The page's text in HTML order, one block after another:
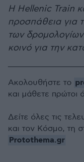
Η Hellenic Train
προσπάθεια για
των δρομολογίων
κοινό για την
Ακολουθήστε το
και μάθετε πρώτοι
Δείτε όλες τις
και τον Κόσμο, τη
Protothema.gr